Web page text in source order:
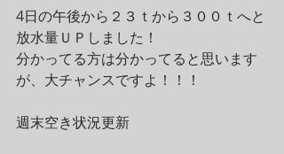
4日の午後から２３ｔから３００ｔへと
放水量ＵＰしました！
分かってる方は分かってると思います
が、大チャンスですよ！！！
週末空き状況更新